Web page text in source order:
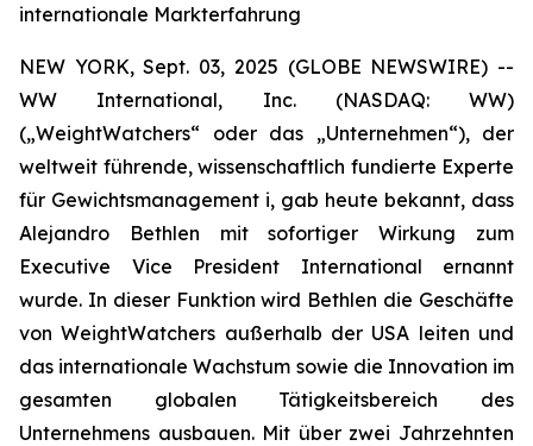
internationale Markterfahrung
NEW YORK, Sept. 03, 2025 (GLOBE NEWSWIRE) --
WW International, Inc. (NASDAQ: WW)
(„WeightWatchers“ oder das „Unternehmen“), der
weltweit führende, wissenschaftlich fundierte Experte
für Gewichtsmanagement i, gab heute bekannt, dass
Alejandro Bethlen mit sofortiger Wirkung zum
Executive Vice President International ernannt
wurde. In dieser Funktion wird Bethlen die Geschäfte
von WeightWatchers außerhalb der USA leiten und
das internationale Wachstum sowie die Innovation im
gesamten globalen Tätigkeitsbereich des
Unternehmens ausbauen. Mit über zwei Jahrzehnten